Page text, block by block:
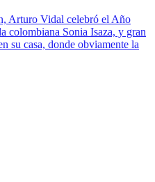
Arturo Vidal celebró el Año
colombiana Sonia Isaza, y gran
su casa, donde obviamente la